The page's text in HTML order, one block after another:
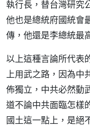
執行長，替台灣研究
他也是總統府國統會
傳，他還是李總統最
以上這種言論所代表
上用武之路，因為中
佈獨立，中共必然動
道不論中共面臨怎樣
國土這一點上，是絕